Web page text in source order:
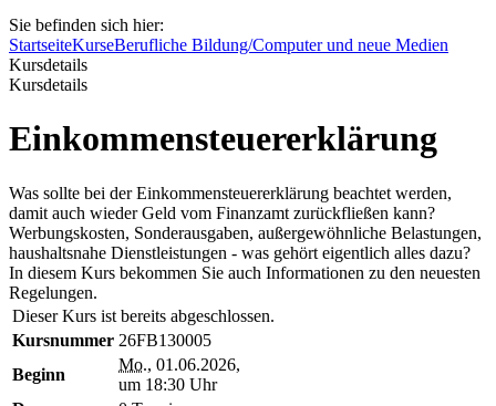
Sie befinden sich hier:
StartseiteKurseBerufliche Bildung/Computer und neue Medien
Kursdetails
Kursdetails
Einkommensteuererklärung
Was sollte bei der Einkommensteuererklärung beachtet werden,
damit auch wieder Geld vom Finanzamt zurückfließen kann?
Werbungskosten, Sonderausgaben, außergewöhnliche Belastungen,
haushaltsnahe Dienstleistungen - was gehört eigentlich alles dazu?
In diesem Kurs bekommen Sie auch Informationen zu den neuesten
Regelungen.
Dieser Kurs ist bereits abgeschlossen.
Kursnummer 26FB130005
Beginn
Mo., 01.06.2026,
um 18:30 Uhr